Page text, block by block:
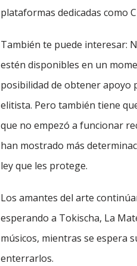
plataformas dedicadas como
También te puede interesar:
estén disponibles en un
posibilidad de obtener apoyo
elitista. Pero también tiene
que no empezó a funcionar
han mostrado más
ley que les protege.
Los amantes del arte
esperando a Tokischa, La
músicos, mientras se espera
enterrarlos.